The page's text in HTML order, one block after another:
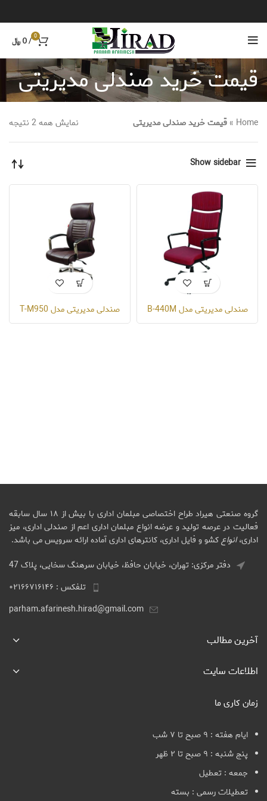
0
/
0 ﷼
قیمت خرید صندلی مدیریتی
Home
» قیمت خرید صندلی مدیریتی نمایش همه 2 نتیجه
Show sidebar
صندلی مدیریتی مدل B-440M صندلی مدیریتی مدل T-M950
گروه صنعتی هیراد طراح اختصاصی مبلمان اداری با بیش از ۱۸ سال سابقه
فعالیت در عرصه تولید و عرضه انواع مبلمان اداری اعم از صندلی اداری، میز
اداری،انواعکشو و فایل اداری، کانترهای اداری آماده ارائه سرویس می باشد.
دفتر مرکزی: تهران، خیابان حافظ، خیابان سرهنگ سخایی، پلاک 47
تلفکس : ۰۲۱۶۶۷۱۶۱۴۶
parham.afarinesh.hirad@gmail.com
آخرین مطالب
اطلاعات سایت
زمان کاری ما
ایام هفته : ۹ صبح تا ۷ شب
پنج شنبه : ۹ صبح تا ۲ ظهر
جمعه : تعطیل
تعطیلات رسمی : بسته